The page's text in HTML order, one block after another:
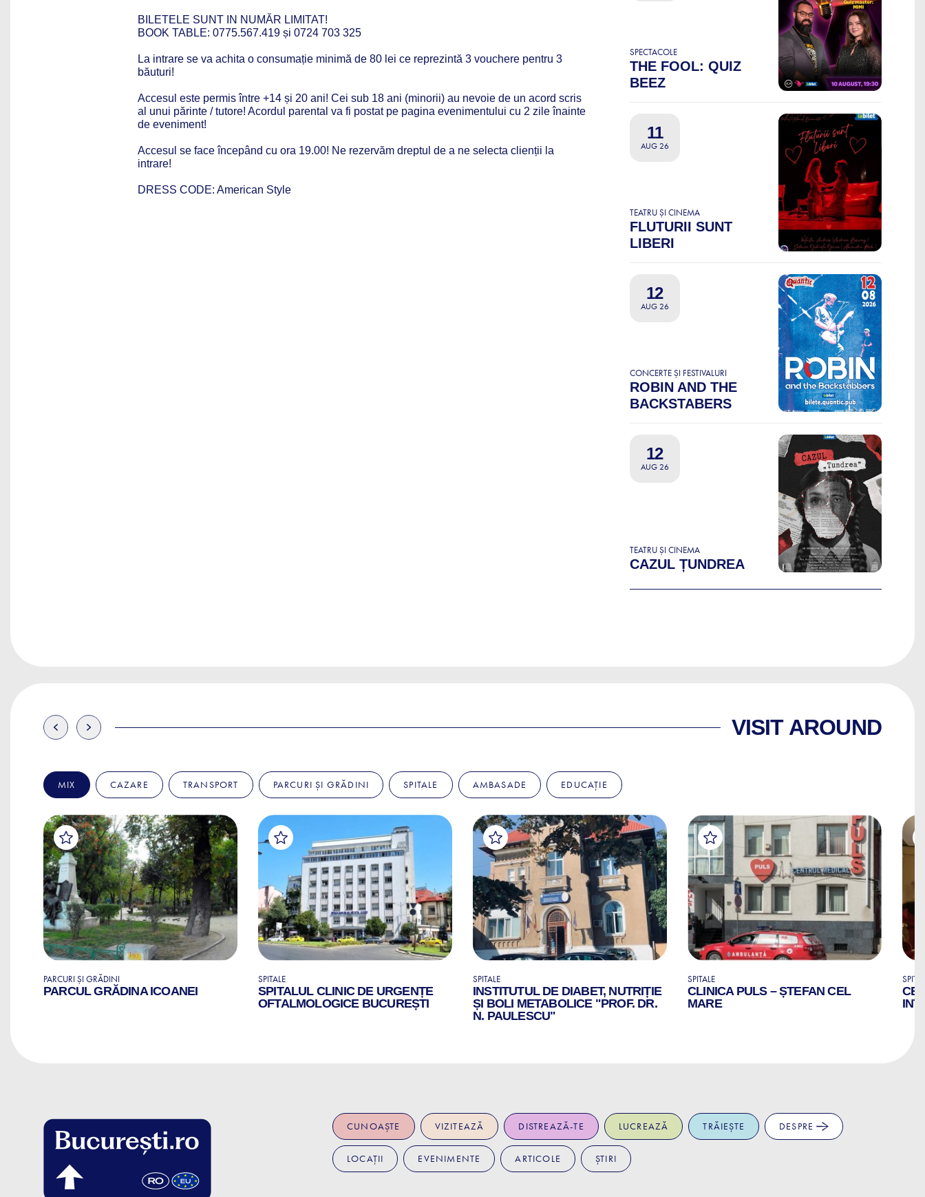
BILETELE SUNT IN NUMĂR LIMITAT!
BOOK TABLE: 0775.567.419 și 0724 703 325
La intrare se va achita o consumație minimă de 80 lei ce reprezintă 3 vouchere pentru 3
băuturi!
Accesul este permis între +14 și 20 ani! Cei sub 18 ani (minorii) au nevoie de un acord scris
al unui părinte / tutore! Acordul parental va fi postat pe pagina evenimentului cu 2 zile înainte
de eveniment!
Accesul se face începând cu ora 19.00! Ne rezervăm dreptul de a ne selecta clienții la
intrare!
DRESS CODE: American Style
SPECTACOLE
THE FOOL: QUIZ
BEEZ
11
AUG 26
TEATRU ȘI CINEMA
FLUTURII SUNT
LIBERI
12
AUG 26
CONCERTE ȘI FESTIVALURI
ROBIN AND THE
BACKSTABERS
12
AUG 26
TEATRU ȘI CINEMA
CAZUL ȚUNDREA
VISIT AROUND
MIX CAZARE TRANSPORT PARCURI ȘI GRĂDINI SPITALE AMBASADE EDUCAȚIE
PARCURI ȘI GRĂDINI
PARCUL GRĂDINA ICOANEI
SPITALE
SPITALUL CLINIC DE URGENȚE
OFTALMOLOGICE BUCUREȘTI
SPITALE
INSTITUTUL DE DIABET, NUTRIȚIE
ȘI BOLI METABOLICE "PROF. DR.
N. PAULESCU"
SPITALE
CLINICA PULS – ȘTEFAN CEL
MARE
CUNOAȘTE VIZITEAZĂ DISTREAZĂ-TE LUCREAZĂ TRĂIEȘTE DESPRE
LOCAȚII EVENIMENTE ARTICOLE ȘTIRI